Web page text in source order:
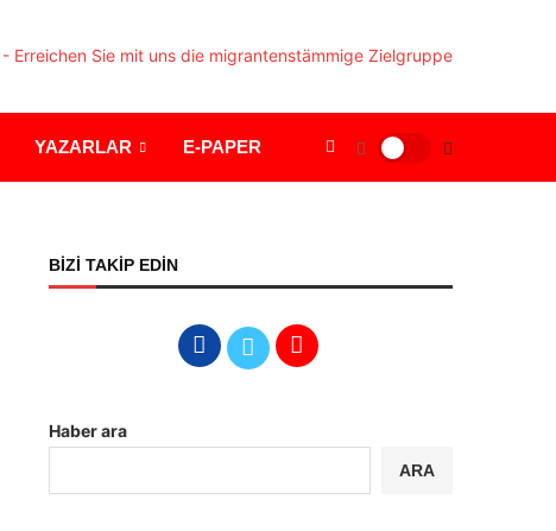
YAZARLAR E-PAPER
BİZİ TAKİP EDİN
Haber ara
ARA